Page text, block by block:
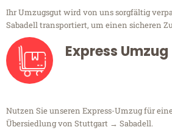
Ihr Umzugsgut wird von uns sorgfältig
Sabadell transportiert, um einen sicheren
Express Umzug
Nutzen Sie unseren Express-Umzug für
Übersiedlung von Stuttgart → Sabadell.